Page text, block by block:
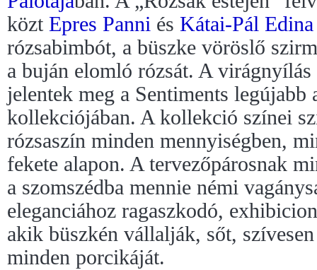
közt Epres Panni és Kátai-Pál Edina
rózsabimbót, a büszke vöröslő
a buján elomló rózsát. A virágnyílás
jelentek meg a Sentiments legújabb
kollekciójában. A kollekció színei
rózsaszín minden mennyiségben,
fekete alapon. A tervezőpárosnak
a szomszédba mennie némi
eleganciához ragaszkodó,
akik büszkén vállalják, sőt,
minden porcikáját.